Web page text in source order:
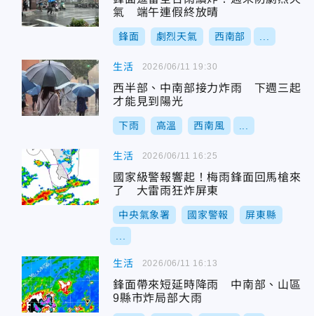
氣 端午連假終放晴
鋒面 劇烈天氣 西南部
生活
西半部、中南部接力炸雨 下週三起
才能見到陽光
下雨 高溫 西南風
2026/06/11 19:30
生活
國家級警報響起！梅雨鋒面回馬槍來
了 大雷雨狂炸屏東
中央氣象署 國家警報 屏東縣
2026/06/11 16:25
生活
鋒面帶來短延時降雨 中南部、山區
9縣市炸局部大雨
2026/06/11 16:13